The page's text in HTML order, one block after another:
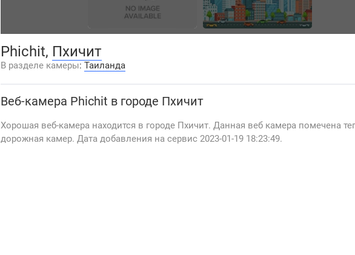
Phichit, Пхичит
В разделе камеры: Таиланда
Веб-камера Phichit в городе Пхичит
Хорошая веб-камера находится в городе Пхичит. Данная веб камера помечена
дорожная камер. Дата добавления на сервис 2023-01-19 18:23:49.